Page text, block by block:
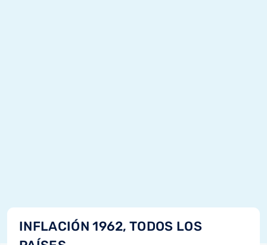
INFLACIÓN 1962, TODOS LOS